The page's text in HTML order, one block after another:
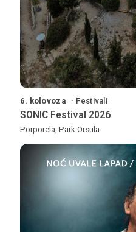
6. kolovoza Festivali
SONIC Festival 2026
Porporela, Park Orsula